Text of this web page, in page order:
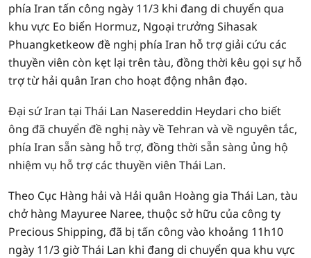
phía Iran tấn công ngày 11/3 khi đang di chuyển qua
khu vực Eo biển Hormuz, Ngoại trưởng Sihasak
Phuangketkeow đề nghị phía Iran hỗ trợ giải cứu các
thuyền viên còn kẹt lại trên tàu, đồng thời kêu gọi sự hỗ
trợ từ hải quân Iran cho hoạt động nhân đạo.
Đại sứ Iran tại Thái Lan Nasereddin Heydari cho biết
ông đã chuyển đề nghị này về Tehran và về nguyên tắc,
phía Iran sẵn sàng hỗ trợ, đồng thời sẵn sàng ủng hộ
nhiệm vụ hỗ trợ các thuyền viên Thái Lan.
Theo Cục Hàng hải và Hải quân Hoàng gia Thái Lan, tàu
chở hàng Mayuree Naree, thuộc sở hữu của công ty
Precious Shipping, đã bị tấn công vào khoảng 11h10
ngày 11/3 giờ Thái Lan khi đang di chuyển qua khu vực